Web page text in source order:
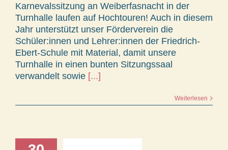
Karnevalssitzung an Weiberfasnacht in der
Turnhalle laufen auf Hochtouren! Auch in diesem
Jahr unterstützt unser Förderverein die
Schüler:innen und Lehrer:innen der Friedrich-
Ebert-Schule mit Material, damit unsere
Turnhalle in einen bunten Sitzungssaal
verwandelt sowie [...]
Weiterlesen